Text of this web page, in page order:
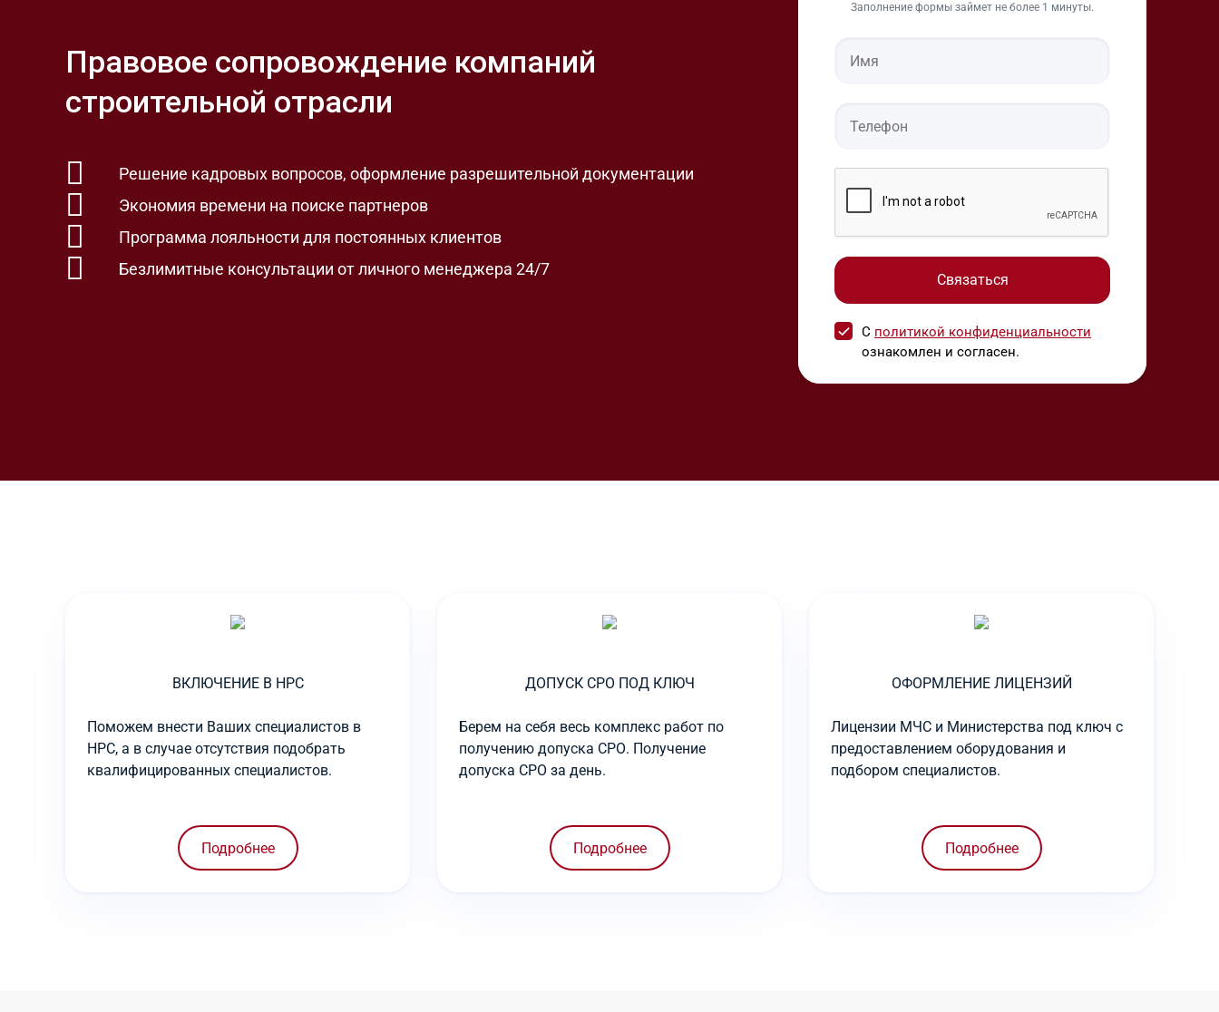
Правовое сопровождение компаний
строительной отрасли
Решение кадровых вопросов, оформление разрешительной документации
Экономия времени на поиске партнеров
Программа лояльности для постоянных клиентов
Безлимитные консультации от личного менеджера 24/7
Заполнение формы займет не более 1 минуты.
С политикой конфиденциальности
ознакомлен и согласен.
ВКЛЮЧЕНИЕ В НРС
Поможем внести Ваших специалистов в
НРС, а в случае отсутствия подобрать
квалифицированных специалистов.
Подробнее
ДОПУСК СРО ПОД КЛЮЧ
Берем на себя весь комплекс работ по
получению допуска СРО. Получение
допуска СРО за день.
Подробнее
ОФОРМЛЕНИЕ ЛИЦЕНЗИЙ
Лицензии МЧС и Министерства под ключ с
предоставлением оборудования и
подбором специалистов.
Подробнее